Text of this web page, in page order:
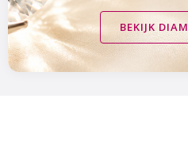
Van Amstel Munttoren
€ 500 excl. BTW
BEKIJK